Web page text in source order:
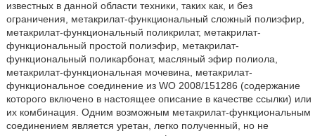
известных в данной области техники, таких как, и без
ограничения, метакрилат-функциональный сложный полиэфир,
метакрилат-функциональный поликрилат, метакрилат-
функциональный простой полиэфир, метакрилат-
функциональный поликарбонат, масляный эфир полиола,
метакрилат-функциональная мочевина, метакрилат-
функциональное соединение из WO 2008/151286 (содержание
которого включено в настоящее описание в качестве ссылки) или
их комбинация. Одним возможным метакрилат-функциональным
соединением является уретан, легко полученный, но не